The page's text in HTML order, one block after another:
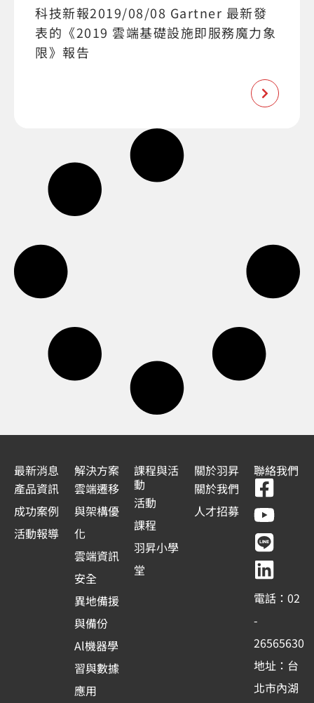
科技新報2019/08/08 Gartner 最新發
表的《2019 雲端基礎設施即服務魔力象
限》報告
最新消息
產品資訊
成功案例
活動報導
解決方案
雲端遷移
與架構優
化
雲端資訊
安全
異地備援
與備份
Al機器學
習與數據
應用
課程與活
動
活動
課程
羽昇小學
堂
關於羽昇
關於我們
人才招募
聯絡我們
F
a
c
e
b
o
o
k
-
s
Y
o
u
t
u
b
e
L
i
n
e
L
i
n
k
e
d
i
n
電話：02
-
26565630
地址：台
北市內湖